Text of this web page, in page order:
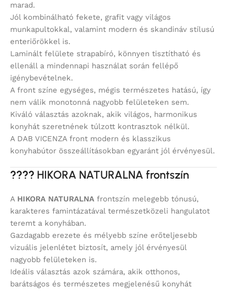
marad.
Jól kombinálható fekete, grafit vagy világos
munkapultokkal, valamint modern és skandináv stílusú
enteriőrökkel is.
Laminált felülete strapabíró, könnyen tisztítható és
ellenáll a mindennapi használat során fellépő
igénybevételnek.
A front színe egységes, mégis természetes hatású, így
nem válik monotonná nagyobb felületeken sem.
Kiváló választás azoknak, akik világos, harmonikus
konyhát szeretnének túlzott kontrasztok nélkül.
A DAB VICENZA front modern és klasszikus
konyhabútor összeállításokban egyaránt jól érvényesül.
???? HIKORA NATURALNA frontszín
A HIKORA NATURALNA frontszín melegebb tónusú,
karakteres famintázatával természetközeli hangulatot
teremt a konyhában.
Gazdagabb erezete és mélyebb színe erőteljesebb
vizuális jelenlétet biztosít, amely jól érvényesül
nagyobb felületeken is.
Ideális választás azok számára, akik otthonos,
barátságos és természetes megjelenésű konyhát